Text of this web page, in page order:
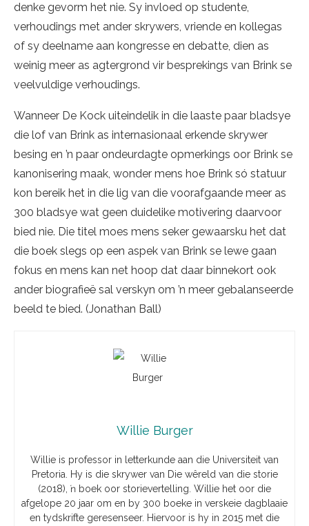
denke gevorm het nie. Sy invloed op studente,
verhoudings met ander skrywers, vriende en kollegas
of sy deelname aan kongresse en debatte, dien as
weinig meer as agtergrond vir besprekings van Brink se
veelvuldige verhoudings.
Wanneer De Kock uiteindelik in die laaste paar bladsye
die lof van Brink as internasionaal erkende skrywer
besing en ’n paar ondeurdagte opmerkings oor Brink se
kanonisering maak, wonder mens hoe Brink só statuur
kon bereik het in die lig van die voorafgaande meer as
300 bladsye wat geen duidelike motivering daarvoor
bied nie. Die titel moes mens seker gewaarsku het dat
die boek slegs op een aspek van Brink se lewe gaan
fokus en mens kan net hoop dat daar binnekort ook
ander biografieë sal verskyn om ’n meer gebalanseerde
beeld te bied. (Jonathan Ball)
Willie Burger
Willie is professor in letterkunde aan die Universiteit van
Pretoria. Hy is die skrywer van Die wêreld van die storie
(2018), ŉ boek oor storievertelling. Willie het oor die
afgelope 20 jaar om en by 300 boeke in verskeie dagblaaie
en tydskrifte geresenseer. Hiervoor is hy in 2015 met die